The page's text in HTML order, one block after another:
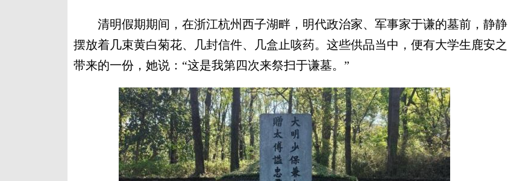
清明假期期间，在浙江杭州西子湖畔，明代政治家、军事家于谦的墓前，静静
摆放着几束黄白菊花、几封信件、几盒止咳药。这些供品当中，便有大学生鹿安之
带来的一份，她说：“这是我第四次来祭扫于谦墓。”